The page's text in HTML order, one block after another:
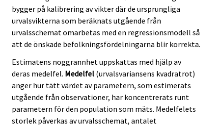
bygger på kalibrering av vikter där de ursprungliga
urvalsvikterna som beräknats utgående från
urvalsschemat omarbetas med en regressionsmodell så
att de önskade befolkningsfördelningarna blir korrekta.
Estimatens noggrannhet uppskattas med hjälp av
deras medelfel. Medelfel (urvalsvariansens kvadratrot)
anger hur tätt värdet av parametern, som estimerats
utgående från observationer, har koncentrerats runt
parametern för den population som mäts. Medelfelets
storlek påverkas av urvalsschemat, antalet